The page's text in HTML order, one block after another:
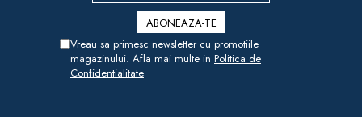
Vreau sa primesc newsletter cu promotiile
magazinului. Afla mai multe in Politica de
Confidentialitate